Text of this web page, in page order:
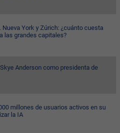
Nueva York y Zúrich: ¿cuánto cuesta
las grandes capitales?
Anderson como presidenta de
millones de usuarios activos en su
la IA